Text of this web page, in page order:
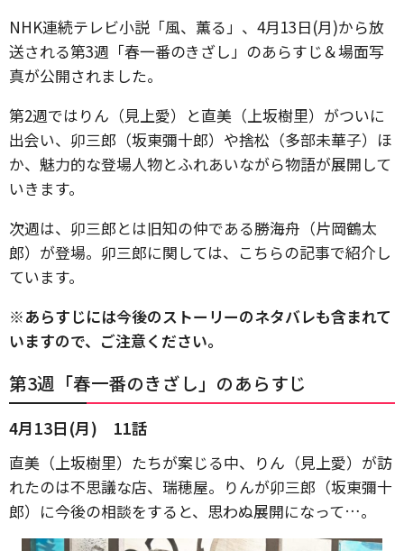
NHK連続テレビ小説「風、薫る」、4月13日(月)から放
送される第3週「春一番のきざし」のあらすじ＆場面写
真が公開されました。
第2週ではりん（見上愛）と直美（上坂樹里）がついに
出会い、卯三郎（坂東彌十郎）や捨松（多部未華子）ほ
か、魅力的な登場人物とふれあいながら物語が展開して
いきます。
次週は、卯三郎とは旧知の仲である勝海舟（片岡鶴太
郎）が登場。卯三郎に関しては、こちらの記事で紹介し
ています。
※あらすじには今後のストーリーのネタバレも含まれて
いますので、ご注意ください。
第3週「春一番のきざし」のあらすじ
4月13日(月) 11話
直美（上坂樹里）たちが案じる中、りん（見上愛）が訪
れたのは不思議な店、瑞穂屋。りんが卯三郎（坂東彌十
郎）に今後の相談をすると、思わぬ展開になって…。